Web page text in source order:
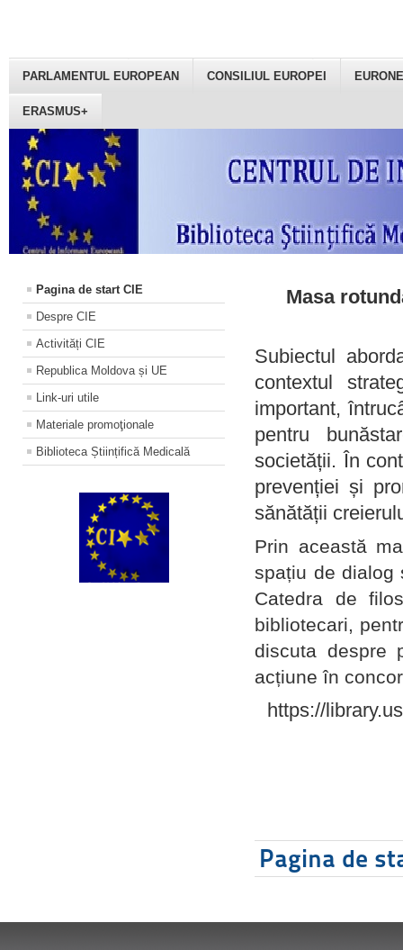
PARLAMENTUL EUROPEAN CONSILIUL EUROPEI
ERASMUS+
Pagina de start CIE
Despre CIE
Activități CIE
Republica Moldova și UE
Link-uri utile
Materiale promoţionale
Biblioteca Științifică Medicală
Masa
Subiectul
contextul
important,
pentru
societății. În
prevenției și
sănătății
Prin această
spațiu de dialog
Catedra de
bibliotecari,
discuta despre
acțiune în
https://
Pagina de